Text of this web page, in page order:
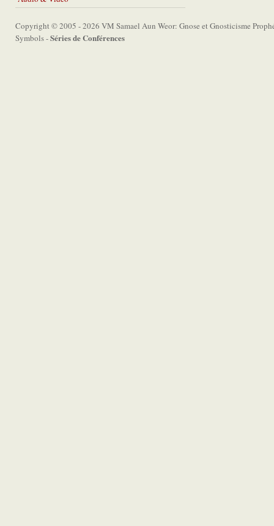
Copyright © 2005 - 2026 VM Samael Aun Weor: Gnose et Gnosticisme
Symbols -Séries de Conférences